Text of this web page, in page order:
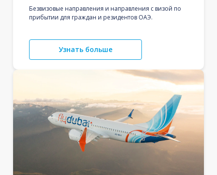
Безвизовые направления и направления с визой по
прибытии для граждан и резидентов ОАЭ.
Узнать больше